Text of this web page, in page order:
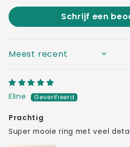
Schrijf een
SORT BY
Eline
Prachtig
Super mooie ring met veel